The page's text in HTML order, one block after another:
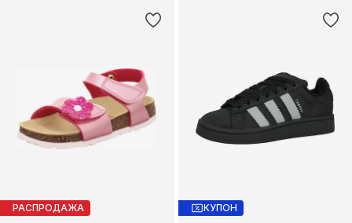
РАСПРОДАЖА КУПОН